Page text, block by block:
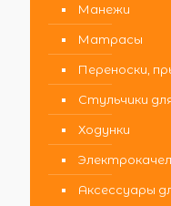
Манежи
Матрасы
Переноски,
Стульчики
Ходунки
Аксессуары